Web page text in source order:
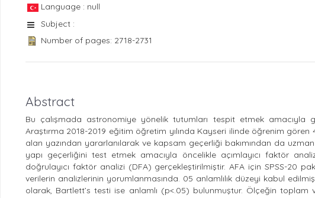
Language : null
Subject :
Number of pages: 2718-2731
Abstract
Bu çalışmada astronomiye yönelik tutumları tespit etmek amacıyla
Araştırma 2018-2019 eğitim öğretim yılında Kayseri ilinde öğrenim
alan yazından yararlanılarak ve kapsam geçerliği bakımından da
yapı geçerliğini test etmek amacıyla öncelikle açımlayıcı faktör
doğrulayıcı faktör analizi (DFA) gerçekleştirilmiştir. AFA için SPSS-20
verilerin analizlerinin yorumlanmasında. 05 anlamlılık düzeyi kabul
olarak, Bartlett’s testi ise anlamlı (p<.05) bulunmuştur. Ölçeğin